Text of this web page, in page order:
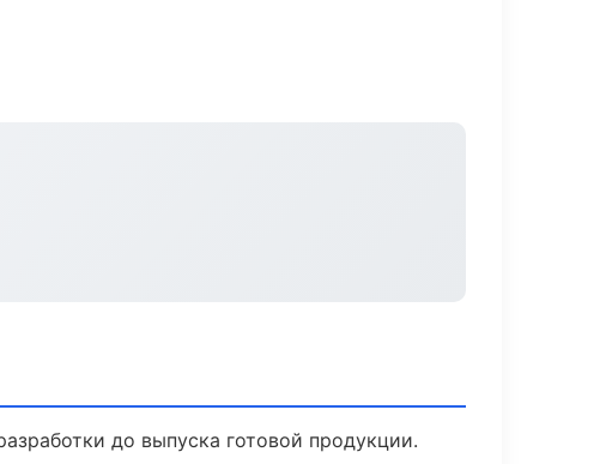
до выпуска готовой продукции.